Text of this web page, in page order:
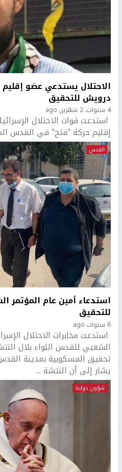
الاحتلال يستدعي عضو
درويش للتحقيق
4 سنوات، 2 شهرين ago
استدعت قوات الاحتلال
إقليم حركة "فتح" في القدس
القدس
استدعاء أمين عام
للتحقيق
6 سنوات ago
استدعت مخابرات الاحتلال
الشعبي للقدس اللواء بلال
تحقيق المسكوبية بمدينة القدس
يشار إلى أن النتشة ...
شؤون دولية